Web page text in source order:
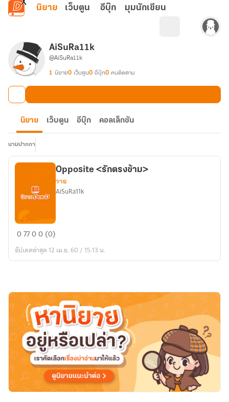
ข้ามไปยังเนื้อหาหลัก
นิยาย เว็บตูน อีบุ๊ก มุมนักเขียน
AiSuRa11k
@AiSuRa11k
1 นิยาย0 เว็บตูน0 อีบุ๊ก0 คนติดตาม
นิยาย เว็บตูน อีบุ๊ก คอลเล็กชัน
นามปากกา
Opposite
ตรง
Opposite <รักตรงข้าม>
วาย
AiSuRa11k
07700 (0)
อัปเดตล่าสุด 12 เม.ย. 60 / 15:13 น.